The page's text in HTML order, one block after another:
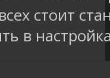
стоит
в